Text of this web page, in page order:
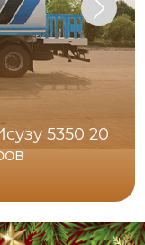
5350 20